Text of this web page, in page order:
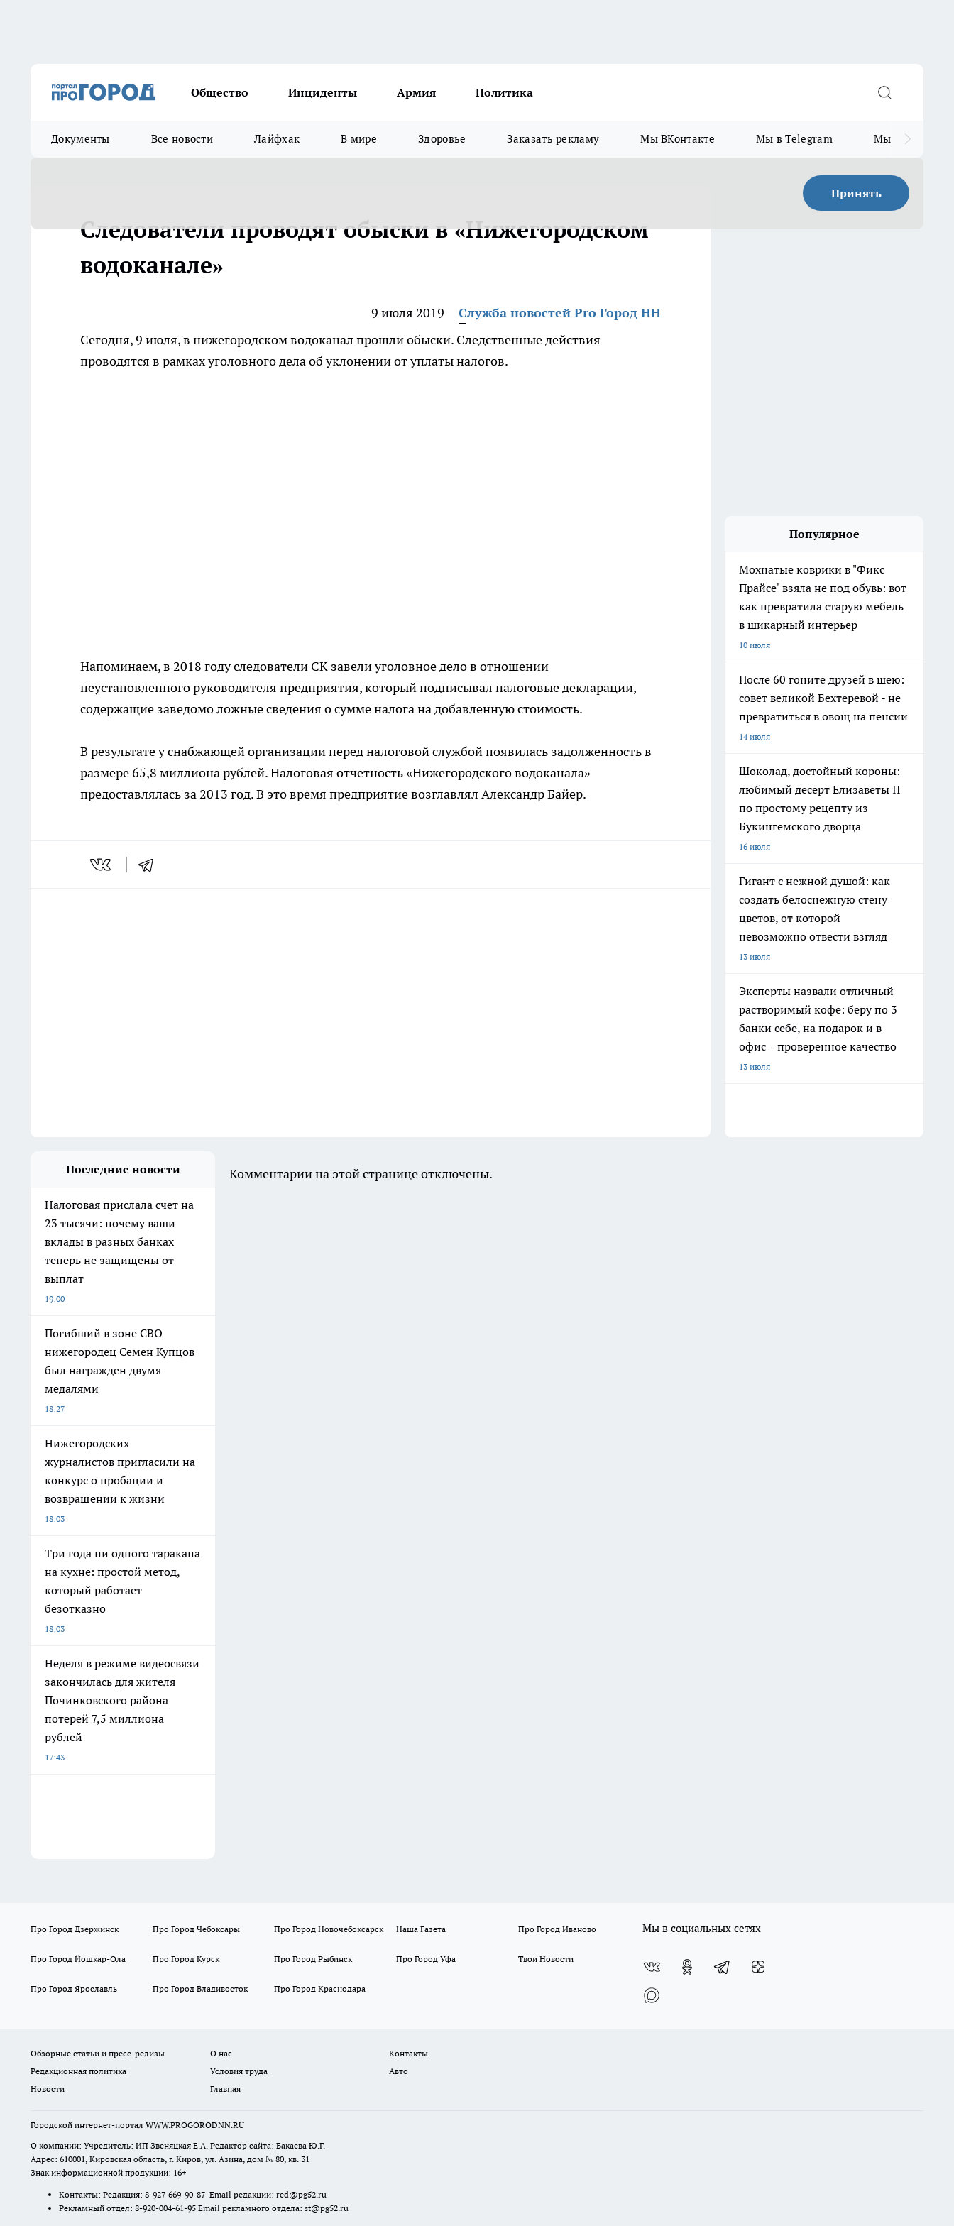
Общество Инциденты Армия Политика
Документы Все новости Лайфхак В мире Здоровье Заказать рекламу Мы ВКонтакте Мы в Telegram Мы в MAX
Принять
Следователи проводят обыски в «Нижегородском
водоканале»
9 июля 2019
Служба новостей Pro Город НН
Сегодня, 9 июля, в нижегородском водоканал прошли обыски. Следственные действия
проводятся в рамках уголовного дела об уклонении от уплаты налогов.
Напоминаем, в 2018 году следователи СК завели уголовное дело в отношении
неустановленного руководителя предприятия, который подписывал налоговые декларации,
содержащие заведомо ложные сведения о сумме налога на добавленную стоимость.
В результате у снабжающей организации перед налоговой службой появилась задолженность в
размере 65,8 миллиона рублей. Налоговая отчетность «Нижегородского водоканала»
предоставлялась за 2013 год. В это время предприятие возглавлял Александр Байер.
Популярное
Мохнатые коврики в "Фикс
Прайсе" взяла не под обувь: вот
как превратила старую мебель
в шикарный интерьер
10 июля
После 60 гоните друзей в шею:
совет великой Бехтеревой - не
превратиться в овощ на пенсии
14 июля
Шоколад, достойный короны:
любимый десерт Елизаветы II
по простому рецепту из
Букингемского дворца
16 июля
Гигант с нежной душой: как
создать белоснежную стену
цветов, от которой
невозможно отвести взгляд
13 июля
Эксперты назвали отличный
растворимый кофе: беру по 3
банки себе, на подарок и в
офис – проверенное качество
13 июля
Последние новости
Налоговая прислала счет на
23 тысячи: почему ваши
вклады в разных банках
теперь не защищены от
выплат
19:00
Погибший в зоне СВО
нижегородец Семен Купцов
был награжден двумя
медалями
18:27
Нижегородских
журналистов пригласили на
конкурс о пробации и
возвращении к жизни
18:03
Три года ни одного таракана
на кухне: простой метод,
который работает
безотказно
18:03
Неделя в режиме видеосвязи
закончилась для жителя
Починковского района
потерей 7,5 миллиона
рублей
17:43
Комментарии на этой странице отключены.
Про Город Дзержинск Про Город Чебоксары Про Город Новочебоксарск Наша Газета Про Город Иваново
Про Город Йошкар-Ола Про Город Курск Про Город Рыбинск Про Город Уфа Твои Новости
Про Город Ярославль Про Город Владивосток Про Город Краснодара
Мы в социальных сетях
Обзорные статьи и пресс-релизы О нас
Контакты
Редакционная политика
Условия труда
Авто
Новости
Главная
Городской интернет-портал WWW.PROGORODNN.RU
О компании: Учредитель: ИП Звеняцкая Е.А. Редактор сайта: Бакаева Ю.Г.
Адрес: 610001, Кировская область, г. Киров, ул. Азина, дом № 80, кв. 31
Знак информационной продукции: 16+
Контакты: Редакция: 8-927-669-90-87 Email редакции: red@pg52.ru
Рекламный отдел: 8-920-004-61-95 Email рекламного отдела: st@pg52.ru